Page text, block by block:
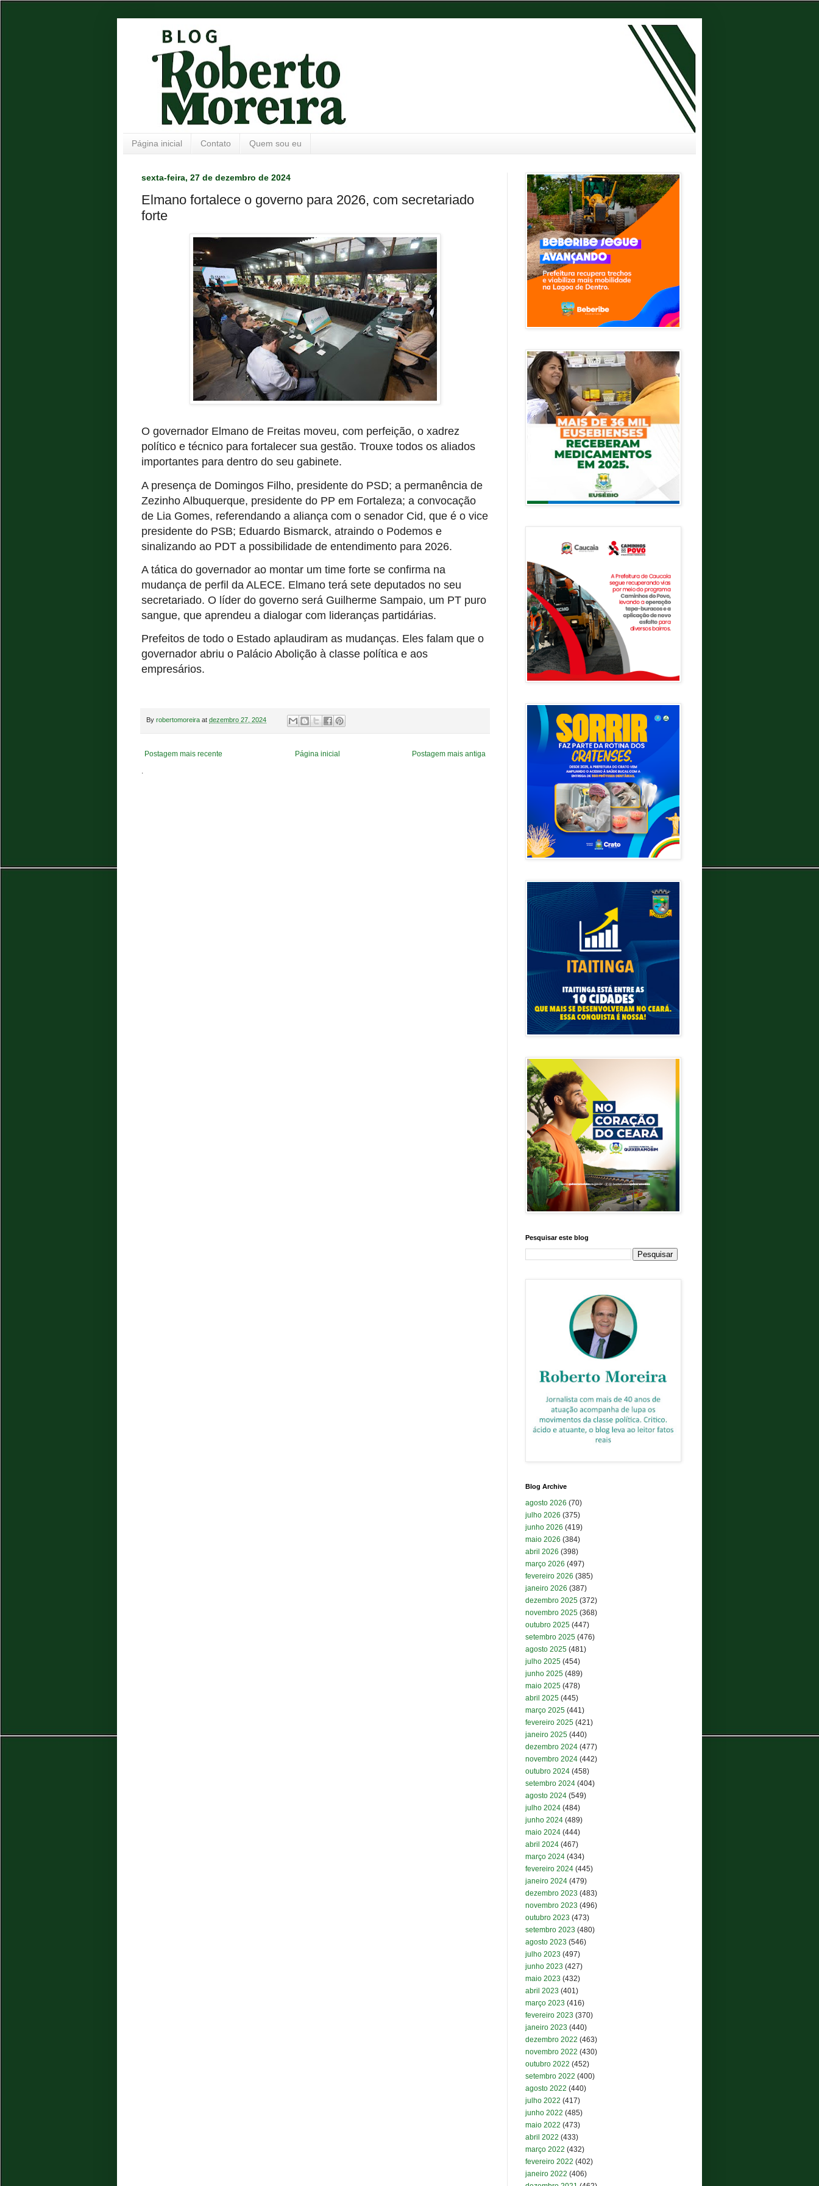
Página inicial Contato Quem sou eu
sexta-feira, 27 de dezembro de 2024
Elmano fortalece o governo para 2026, com secretariado
forte
O governador Elmano de Freitas moveu, com perfeição, o xadrez
político e técnico para fortalecer sua gestão. Trouxe todos os aliados
importantes para dentro do seu gabinete.
A presença de Domingos Filho, presidente do PSD; a permanência de
Zezinho Albuquerque, presidente do PP em Fortaleza; a convocação
de Lia Gomes, referendando a aliança com o senador Cid, que é o vice
presidente do PSB; Eduardo Bismarck, atraindo o Podemos e
sinalizando ao PDT a possibilidade de entendimento para 2026.
A tática do governador ao montar um time forte se confirma na
mudança de perfil da ALECE. Elmano terá sete deputados no seu
secretariado. O líder do governo será Guilherme Sampaio, um PT puro
sangue, que aprendeu a dialogar com lideranças partidárias.
Prefeitos de todo o Estado aplaudiram as mudanças. Eles falam que o
governador abriu o Palácio Abolição à classe política e aos
empresários.
By robertomoreira at dezembro 27, 2024
Postagem mais recente Postagem mais antiga
Página inicial
Pesquisar este blog
Blog Archive
agosto 2026 (70)
julho 2026 (375)
junho 2026 (419)
maio 2026 (384)
abril 2026 (398)
março 2026 (497)
fevereiro 2026 (385)
janeiro 2026 (387)
dezembro 2025 (372)
novembro 2025 (368)
outubro 2025 (447)
setembro 2025 (476)
agosto 2025 (481)
julho 2025 (454)
junho 2025 (489)
maio 2025 (478)
abril 2025 (445)
março 2025 (441)
fevereiro 2025 (421)
janeiro 2025 (440)
dezembro 2024 (477)
novembro 2024 (442)
outubro 2024 (458)
setembro 2024 (404)
agosto 2024 (549)
julho 2024 (484)
junho 2024 (489)
maio 2024 (444)
abril 2024 (467)
março 2024 (434)
fevereiro 2024 (445)
janeiro 2024 (479)
dezembro 2023 (483)
novembro 2023 (496)
outubro 2023 (473)
setembro 2023 (480)
agosto 2023 (546)
julho 2023 (497)
junho 2023 (427)
maio 2023 (432)
abril 2023 (401)
março 2023 (416)
fevereiro 2023 (370)
janeiro 2023 (440)
dezembro 2022 (463)
novembro 2022 (430)
outubro 2022 (452)
setembro 2022 (400)
agosto 2022 (440)
julho 2022 (417)
junho 2022 (485)
maio 2022 (473)
abril 2022 (433)
março 2022 (432)
fevereiro 2022 (402)
janeiro 2022 (406)